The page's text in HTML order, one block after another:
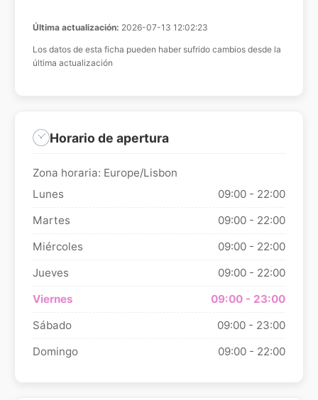
Última actualización: 2026-07-13 12:02:23
Los datos de esta ficha pueden haber sufrido cambios desde la
última actualización
Horario de apertura
Zona horaria: Europe/Lisbon
Lunes
09:00 - 22:00
Martes
09:00 - 22:00
Miércoles
09:00 - 22:00
Jueves
09:00 - 22:00
Viernes
09:00 - 23:00
Sábado
09:00 - 23:00
Domingo
09:00 - 22:00